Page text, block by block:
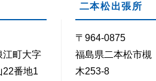
江町大字
22番地1
二本松出張所
〒964-0875
福島県二本松市槻
木253-8